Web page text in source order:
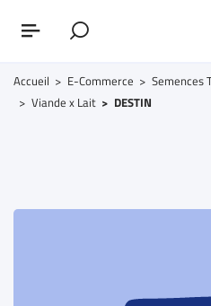
Accueil E-Commerce Semences
Viande x Lait
DESTIN